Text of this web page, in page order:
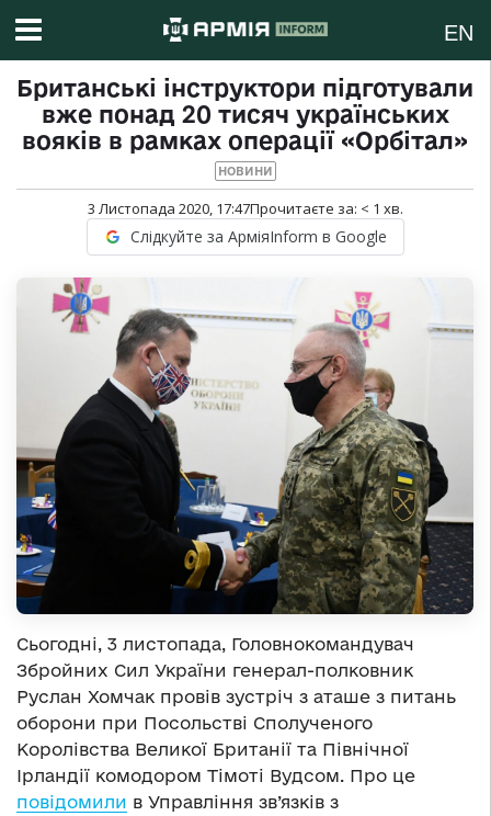
EN
Британські інструктори підготували
вже понад 20 тисяч українських
вояків в рамках операції «Орбітал»
НОВИНИ
3 Листопада 2020, 17:47Прочитаєте за: < 1 хв.
Слідкуйте за АрміяInform в Google
Сьогодні, 3 листопада, Головнокомандувач
Збройних Сил України генерал-полковник
Руслан Хомчак провів зустріч з аташе з питань
оборони при Посольстві Сполученого
Королівства Великої Британії та Північної
Ірландії комодором Тімоті Вудсом. Про це
повідомили в Управління зв’язків з